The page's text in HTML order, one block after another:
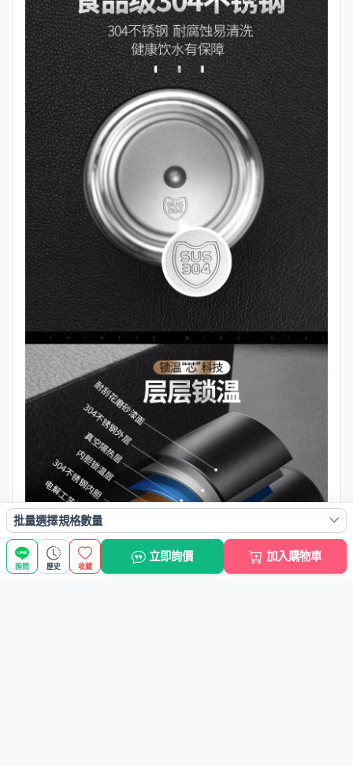
批量選擇規格數量
詢問 歷史 收藏
立即詢價 加入購物車